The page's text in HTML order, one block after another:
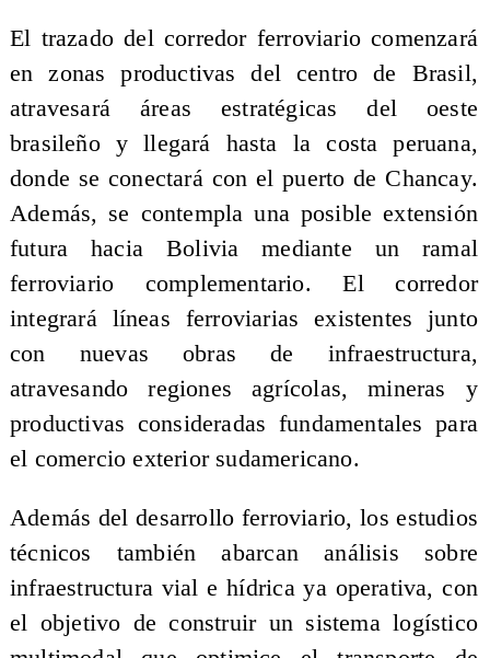
El trazado del corredor ferroviario comenzará
en zonas productivas del centro de Brasil,
atravesará áreas estratégicas del oeste
brasileño y llegará hasta la costa peruana,
donde se conectará con el puerto de Chancay.
Además, se contempla una posible extensión
futura hacia Bolivia mediante un ramal
ferroviario complementario. El corredor
integrará líneas ferroviarias existentes junto
con nuevas obras de infraestructura,
atravesando regiones agrícolas, mineras y
productivas consideradas fundamentales para
el comercio exterior sudamericano.
Además del desarrollo ferroviario, los estudios
técnicos también abarcan análisis sobre
infraestructura vial e hídrica ya operativa, con
el objetivo de construir un sistema logístico